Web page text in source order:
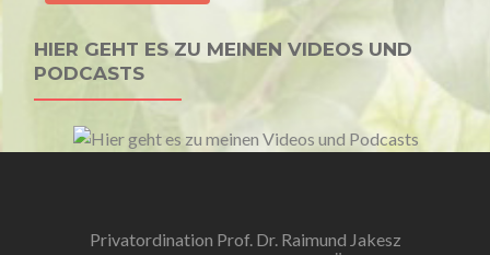
HIER GEHT ES ZU MEINEN VIDEOS UND
PODCASTS
Privatordination Prof. Dr. Raimund Jakesz